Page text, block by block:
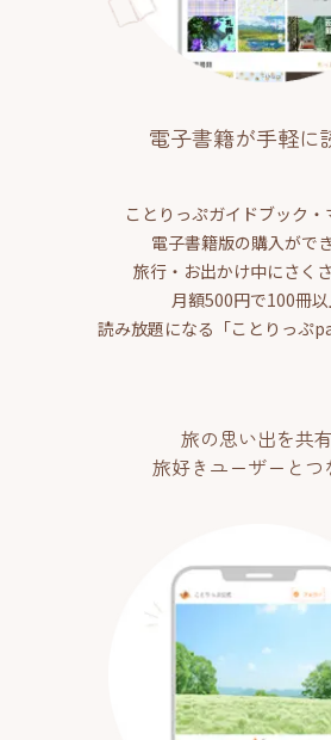
電子書籍が手軽に
ことりっぷガイドブック・
電子書籍版の購入ができ
旅行・お出かけ中にさく
月額500円で100冊
読み放題になる「ことりっぷ
旅の思い出を共有
旅好きユーザーとつ